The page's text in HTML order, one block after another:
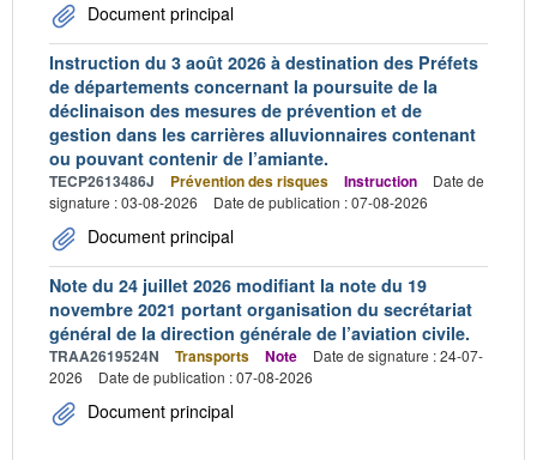
Document principal
Instruction du 3 août 2026 à destination des Préfets
de départements concernant la poursuite de la
déclinaison des mesures de prévention et de
gestion dans les carrières alluvionnaires contenant
ou pouvant contenir de l’amiante.
TECP2613486J Prévention des risques Instruction
Date de
signature : 03-08-2026
Date de publication : 07-08-2026
Document principal
Note du 24 juillet 2026 modifiant la note du 19
novembre 2021 portant organisation du secrétariat
général de la direction générale de l’aviation civile.
TRAA2619524N Transports Note
Date de signature : 24-07-
2026
Date de publication : 07-08-2026
Document principal